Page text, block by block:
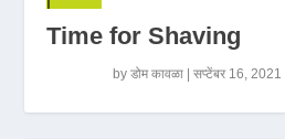
Time for Shaving
byडोम कावळा |सप्टेंबर 16, 2021